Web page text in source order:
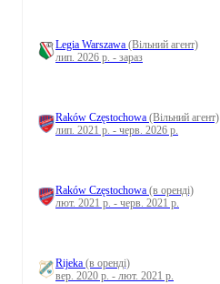
Legia Warszawa (Вільний агент)
лип. 2026 р. - зараз
Raków Częstochowa (Вільний агент)
лип. 2021 р. - черв. 2026 р.
Raków Częstochowa (в оренді)
лют. 2021 р. - черв. 2021 р.
Rijeka (в оренді)
вер. 2020 р. - лют. 2021 р.